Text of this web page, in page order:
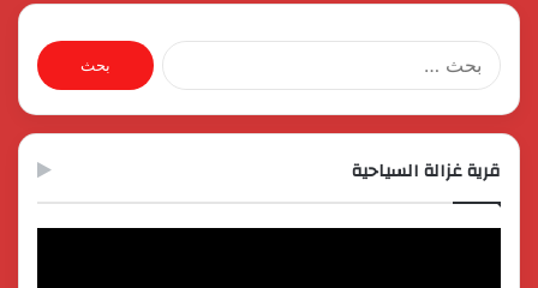
البحث
عن:
قرية غزالة السياحية